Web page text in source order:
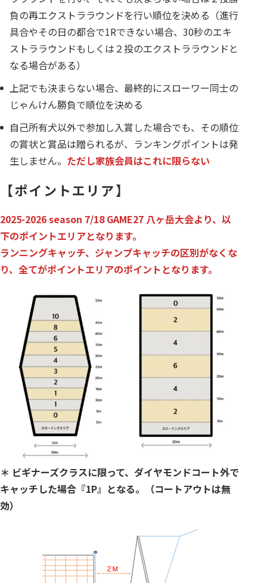
負の再エクストララウンドを行い順位を決める（進行
具合やその日の都合で1Rできない場合、30秒のエキ
ストララウンドもしくは２投のエクストララウンドと
なる場合がある）
上記でも決まらない場合、最終的にスローワー同士の
じゃんけん勝負で順位を決める
自己所有犬以外で参加し入賞した場合でも、その順位
の賞状と賞品は贈られるが、ランキングポイントは発
生しません。 ただし家族会員はこれに限らない
【ポイントエリア】
2025-2026 season 7/18 GAME27 八ヶ岳大会より、以
下のポイントエリアとなります。
ランニングキャッチ、ジャンプキャッチの区別がなくな
り、全てがポイントエリアのポイントとなります。
＊ ビギナーズクラスに限って、ダイヤモンドコート外で
キャッチした場合『1P』となる。（コートアウトは無
効）